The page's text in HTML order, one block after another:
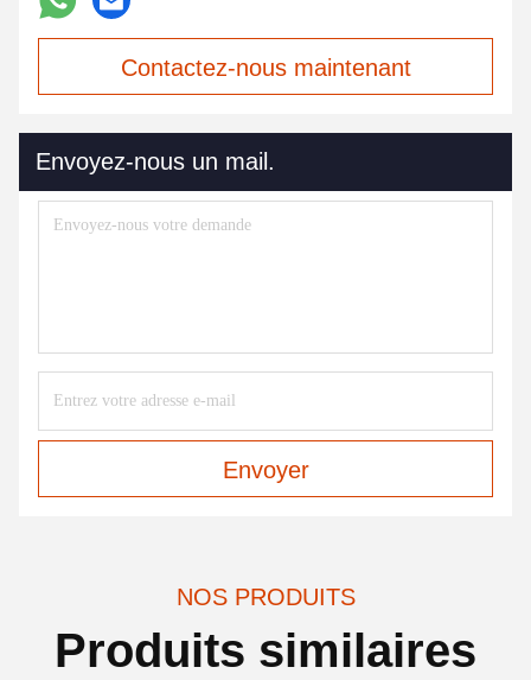
Contactez-nous maintenant
Envoyez-nous un mail.
Envoyer
NOS PRODUITS
Produits similaires